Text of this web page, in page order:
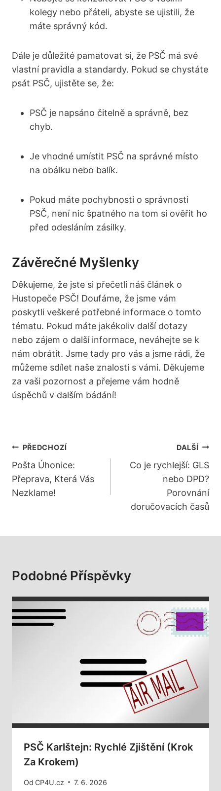
kolegy nebo ​přáteli, abyste se‌ ujistili, že
‍máte správný kód.
Dále je důležité pamatovat si, ⁢že PSČ má své
vlastní pravidla a standardy. Pokud se chystáte
psát PSČ, ujistěte se, že:
PSČ je napsáno čitelně a správně, bez
chyb.
Je vhodné umístit ⁣PSČ na ‌správné místo
na obálku nebo balík.
Pokud máte pochybnosti o správnosti
PSČ, není nic špatného na tom si ověřit ho
před odesláním zásilky.
Závěrečné Myšlenky
Děkujeme, že jste si přečetli náš článek o
Hustopeče PSČ! ‍Doufáme, že jsme vám
poskytli⁣ veškeré potřebné informace‌ o tomto​
tématu. Pokud​ máte jakékoliv ‌další dotazy
nebo ‍zájem o další informace, neváhejte ‌se ⁣k
nám obrátit. Jsme tady pro vás a jsme rádi, že
‌můžeme sdílet naše znalosti⁣ s vámi. Děkujeme
za vaši pozornost ⁢a přejeme⁢ vám hodně
úspěchů v ​dalším bádání!
Navigace
Pro
Příspěvek
PŘEDCHOZÍ
Pošta Úhonice:
Přeprava, Která Vás
Nezklame!
DALŠÍ
Co je rychlejší: GLS
nebo DPD?
Porovnání
doručovacích časů
Podobné Příspěvky
PSČ Karlštejn: Rychlé Zjištění (Krok
Za Krokem)
Od CP4U.cz 7. 6. 2026